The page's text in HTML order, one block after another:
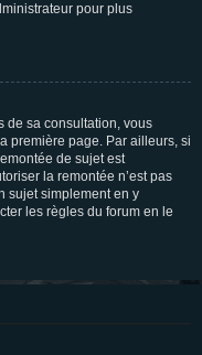
pour plus
de sa consultation, vous
première page. Par ailleurs, si
de sujet est
la remontée n’est pas
sujet simplement en y
les règles du forum en le